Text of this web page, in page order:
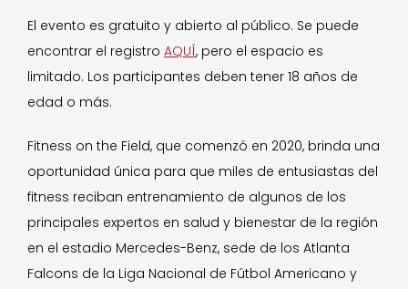
El evento es gratuito y abierto al público. Se puede
encontrar el registro AQUÍ, pero el espacio es
limitado. Los participantes deben tener 18 años de
edad o más.
Fitness on the Field, que comenzó en 2020, brinda una
oportunidad única para que miles de entusiastas del
fitness reciban entrenamiento de algunos de los
principales expertos en salud y bienestar de la región
en el estadio Mercedes-Benz, sede de los Atlanta
Falcons de la Liga Nacional de Fútbol Americano y